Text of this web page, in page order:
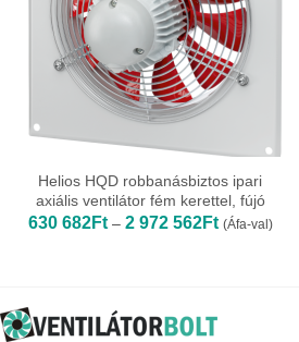
Helios HQD robbanásbiztos ipari
axiális ventilátor fém kerettel, fújó
630 682Ft – 2 972 562FtÁrtartomány:
630
562Ft
(Áfa-val)